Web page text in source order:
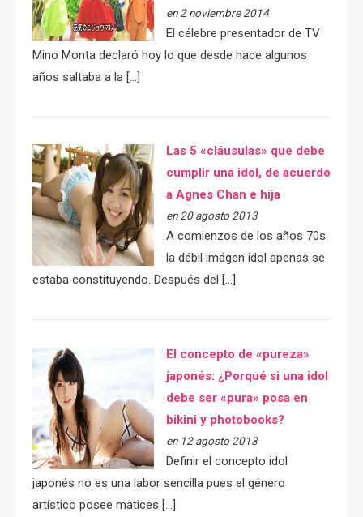
en 2 noviembre 2014
El célebre presentador de TV
Mino Monta declaró hoy lo que desde hace algunos
años saltaba a la […]
Las 5 «cláusulas» que debe
cumplir una idol, de acuerdo
a Agnes Chan e hija
en 20 agosto 2013
A comienzos de los años 70s
la débil imágen idol apenas se
estaba constituyendo. Después del […]
El concepto de «pureza»
japonés: ¿Porqué si una idol
debe ser «pura» posa en
bikini y photobooks?
en 12 agosto 2013
Definir el concepto idol
japonés no es una labor sencilla pues el género
artístico posee matices […]